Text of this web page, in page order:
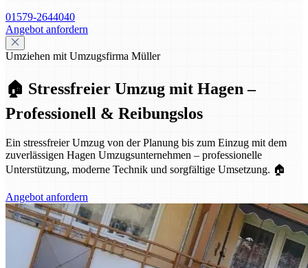
01579-2644040
Angebot anfordern
Umziehen mit Umzugsfirma Müller
🏠 Stressfreier Umzug mit Hagen –
Professionell & Reibungslos
Ein stressfreier Umzug von der Planung bis zum Einzug mit dem
zuverlässigen Hagen Umzugsunternehmen – professionelle
Unterstützung, moderne Technik und sorgfältige Umsetzung. 🏠
Angebot anfordern